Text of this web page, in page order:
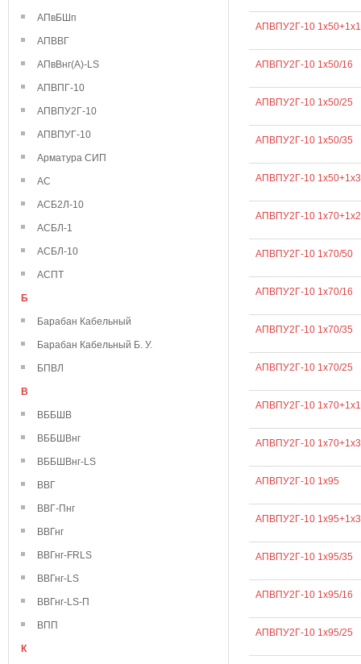
АПвБШп
АПВВГ
АПвВнг(А)-LS
АПВПГ-10
АПВПУ2Г-10
АПВПУГ-10
Арматура СИП
АС
АСБ2Л-10
АСБЛ-1
АСБЛ-10
АСПТ
Б
Барабан Кабельный
Барабан Кабельный Б. У.
БПВЛ
В
ВББШВ
ВББШВнг
ВББШВнг-LS
ВВГ
ВВГ-Пнг
ВВГнг
ВВГнг-FRLS
ВВГнг-LS
ВВГнг-LS-П
ВПП
К
АПВПУ2Г-10
АПВПУ2Г-10 1х50/16
АПВПУ2Г-10 1х50/25
АПВПУ2Г-10 1х50/35
АПВПУ2Г-10
АПВПУ2Г-10
АПВПУ2Г-10 1х70/50
АПВПУ2Г-10 1х70/16
АПВПУ2Г-10 1х70/35
АПВПУ2Г-10 1х70/25
АПВПУ2Г-10
АПВПУ2Г-10
АПВПУ2Г-10 1х95
АПВПУ2Г-10
АПВПУ2Г-10 1х95/35
АПВПУ2Г-10 1х95/16
АПВПУ2Г-10 1х95/25